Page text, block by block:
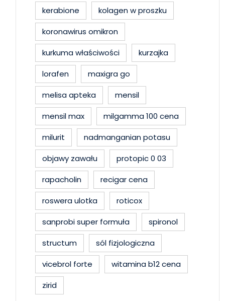
kerabione
kolagen w proszku
koronawirus omikron
kurkuma właściwości
kurzajka
lorafen
maxigra go
melisa apteka
mensil
mensil max
milgamma 100 cena
milurit
nadmanganian potasu
objawy zawału
protopic 0 03
rapacholin
recigar cena
roswera ulotka
roticox
sanprobi super formuła
spironol
structum
sól fizjologiczna
vicebrol forte
witamina b12 cena
zirid